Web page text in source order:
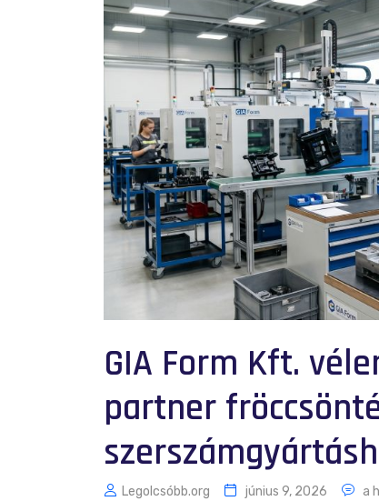
GIA Form Kft.
partner
Legolcsóbb.org június 9, 2026 a